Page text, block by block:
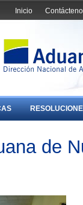
Inicio
de